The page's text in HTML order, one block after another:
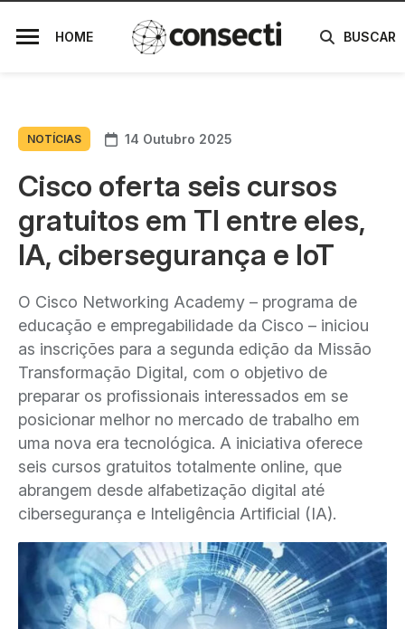
HOME BUSCAR
NOTÍCIAS 14 Outubro 2025
Cisco oferta seis cursos
gratuitos em TI entre eles,
IA, cibersegurança e IoT
O Cisco Networking Academy – programa de
educação e empregabilidade da Cisco – iniciou
as inscrições para a segunda edição da Missão
Transformação Digital, com o objetivo de
preparar os profissionais interessados em se
posicionar melhor no mercado de trabalho em
uma nova era tecnológica. A iniciativa oferece
seis cursos gratuitos totalmente online, que
abrangem desde alfabetização digital até
cibersegurança e Inteligência Artificial (IA).